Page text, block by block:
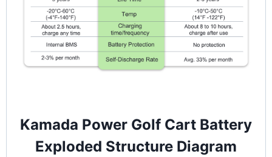
Kamada Power Golf Cart Battery
Exploded Structure Diagram